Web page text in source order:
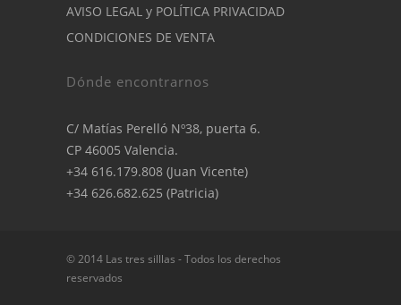
AVISO LEGAL y POLÍTICA PRIVACIDAD
CONDICIONES DE VENTA
Dónde encontrarnos
C/ Matías Perelló Nº38, puerta 6.
CP 46005 Valencia.
+34 616.179.808 (Juan Vicente)
+34 626.682.625 (Patricia)
© 2014 Las tres silllas - Todos los derechos
reservados